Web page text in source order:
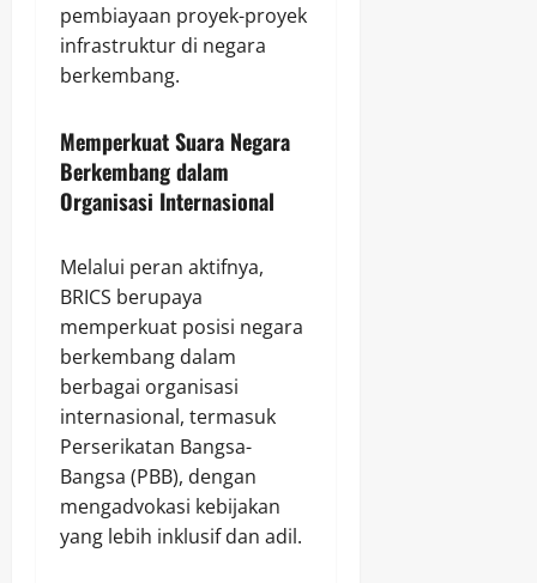
pembiayaan proyek-proyek
infrastruktur di negara
berkembang.
Memperkuat Suara Negara
Berkembang dalam
Organisasi Internasional
Melalui peran aktifnya,
BRICS berupaya
memperkuat posisi negara
berkembang dalam
berbagai organisasi
internasional, termasuk
Perserikatan Bangsa-
Bangsa (PBB), dengan
mengadvokasi kebijakan
yang lebih inklusif dan adil.